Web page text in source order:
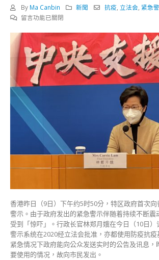
By Ma Canbin 新聞 抗疫, 立法会, 紧急
在
郑
月
娥：
昨
向
全
港
发
属
适
日
后
将
继
续
使
留言功能已關閉
香港昨日（9日）下午约5时50分，特区政府首次
警示。由于政府发出的紧急警示伴随着持续不断震
受到「惊吓」。行政长官林郑月娥在今日（10日
警示系统在2020经立法会批准，亦都使用防疫抗
紧急情况下政府能向公众发送实时的公告及讯息，
要使用的情况，故向市民发出。